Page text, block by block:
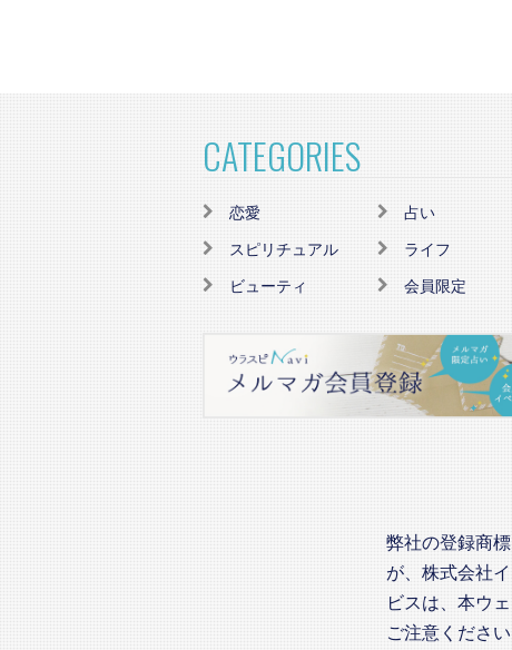
CATEGORIES
恋愛 占い
スピリチュアル ライフ
ビューティ 会員限定
弊社の登録商
が、株式会社
ビスは、本ウ
ご注意ください